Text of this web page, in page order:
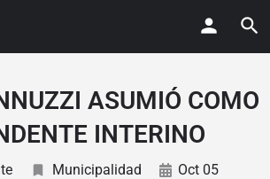
ASUMIÓ COMO
INTERINO
Municipalidad
Oct 05